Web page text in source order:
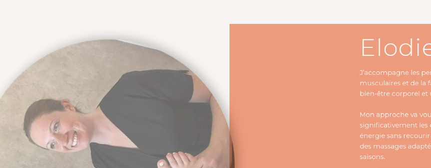
J’accompagne
musculaires et
bien-être
Mon approche
énergie sans
des massages